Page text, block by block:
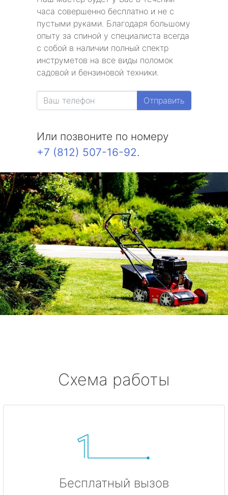
часа совершенно бесплатно и не с
пустыми руками. Благодаря большому
опыту за спиной у специалиста всегда
с собой в наличии полный спектр
инструметов на все виды поломок
садовой и бензиновой техники.
Отправить
Или позвоните по номеру
+7 (812) 507-16-92.
Схема работы
Бесплатный вызов